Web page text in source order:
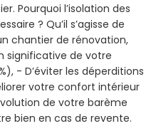
Pourquoi l’isolation des
? Qu’il s’agisse de
chantier de rénovation,
significative de votre
- D’éviter les déperditions
votre confort intérieur
de votre barème
bien en cas de revente.